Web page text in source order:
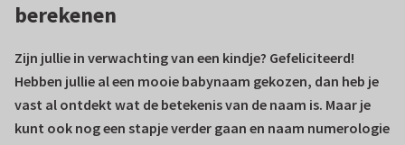
berekenen
Zijn jullie in verwachting van een kindje? Gefeliciteerd!
Hebben jullie al een mooie babynaam gekozen, dan heb je
vast al ontdekt wat de betekenis van de naam is. Maar je
kunt ook nog een stapje verder gaan en naam numerologie